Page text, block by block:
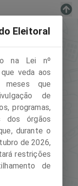
Eleitoral
na Lei nº
veda aos
meses que
de
programas,
dos órgãos
durante o
de 2026,
restrições
de